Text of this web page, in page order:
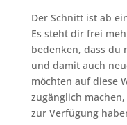
Der Schnitt ist ab
Es steht dir frei
bedenken, dass du
und damit auch
möchten auf diese
zugänglich
zur Verfügung